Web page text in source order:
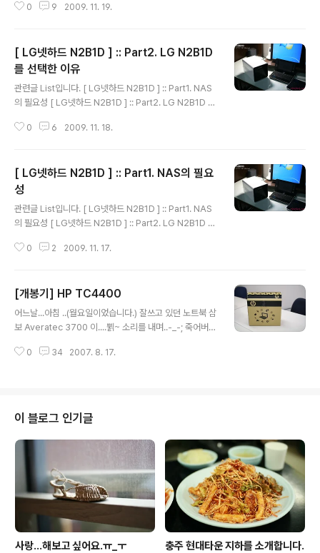
1D 싸게 사기 이제 마음을 정했습니다. 그럼 제가 살수 있
힘들다는걸 새삼 느끼고 있습니다. 제가 알아보던날!! N2B
1D의 최저가는 725000원 이었습니다.. ((요즘은 더 싸져
있더라구요..^^ )) 다음날 Hmall에서 감사하게도 가격 경
쟁을 시작해 주셨습니다. 기본가격 789000원 사용가능
쿠폰 6% (제공) :: (지금은 5% 쿠폰으로 바뀐것 같네요.^..
0 9 2009. 11. 19.
[ LG넷하드 N2B1D ] :: Part2. LG N2B1D
를 선택한 이유
관련글 List입니다. [ LG넷하드 N2B1D ] :: Part1. NAS
의 필요성 [ LG넷하드 N2B1D ] :: Part2. LG N2B1D 를
1D 싸게 사기 오늘 쓸 내용은 길이가 왜!! 하필 그많은 NA
되어 있군요; 이중에서 N2B1D가 2위에 위치해 있구요.^
^; 왜 2위까지 올라갔을까요? 제가 원하는 NAS 의 조건은
([LG넷하드 N2B1D] :: Part1. NAS의 필요성)에 쓴 기능
은 기본적으로 가능해야 합니다. 그중 시놀로지, 큐냅 등의
회사에서 나온 제품이 눈에 띄더군요..평도 좋구요.^^..
0 6 2009. 11. 18.
[ LG넷하드 N2B1D ] :: Part1. NAS의 필요
성
관련글 List입니다. [ LG넷하드 N2B1D ] :: Part1. NAS
의 필요성 [ LG넷하드 N2B1D ] :: Part2. LG N2B1D 를
1D 싸게 사기 LG넷하드 N2B1D 는 NAS(Network Att
제나 어디서나 접근이 용이하고....집에서는 Local Hdd D
isk처럼 사용할수 있고, 외부에서는 상황에 따라 HTTP
(홈페이지), FTP등을 활용하여 파일을 관리할 수 있습니
용이 가능합니다.. (제가 있는 곳은 보안 프로그램..
0 2 2009. 11. 17.
[개봉기] HP TC4400
어느날...아침 ..(월요일이었습니다.) 잘쓰고 있던 노트북 삼
보 Averatec 3700 이....쀩~ 소리를 내며..-_-; 죽어버렸
이것저것..;; 많이 해서..노트북이 없으면...생활에 지장이 큽
니다.-_-;; 아시는 분들도 계시겠지만...한때 200만원이 넘
던 녀석입니다;;;; 바로 G**에서 구매를 해버렸습니다.. 정
확한 제품명은 HP TC4400(GU048PC) 입니다. 센트
리노 듀오 모바일 (Napa Platform)...
0 34 2007. 8. 17.
이 블로그 인기글
사랑...해보고 싶어요.ㅠ_ㅜ
충주 현대타운 지하를 소개합니다.